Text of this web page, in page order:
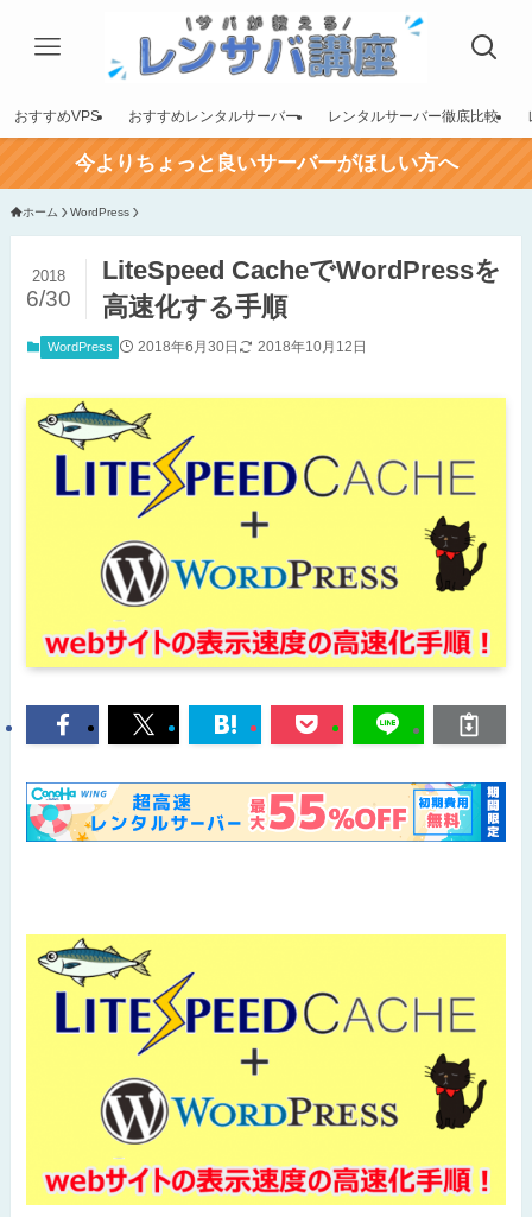
おすすめVPS おすすめレンタルサーバー レンタルサーバー徹底比較
今よりちょっと良いサーバーがほしい方へ
ホーム WordPress
LiteSpeed CacheでWordPressを
高速化する手順
2018
6/30
WordPress 2018年6月30日 2018年10月12日